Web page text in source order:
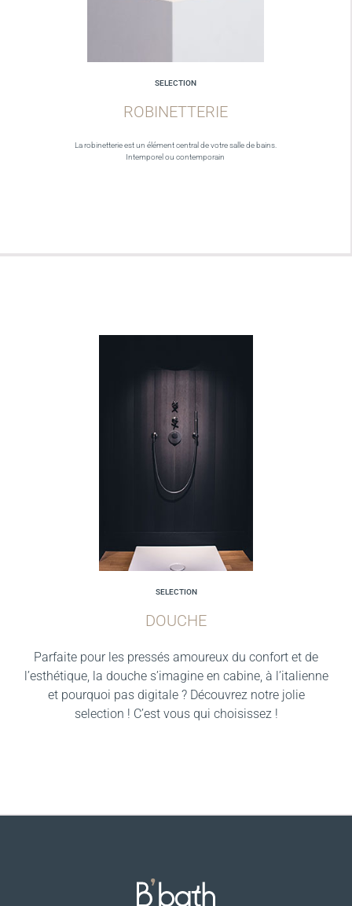
SELECTION
ROBINETTERIE
La robinetterie est un élément central de votre salle de bains.
Intemporel ou contemporain
SELECTION
DOUCHE
Parfaite pour les pressés amoureux du confort et de
l’esthétique, la douche s’imagine en cabine, à l’italienne
et pourquoi pas digitale ? Découvrez notre jolie
selection ! C’est vous qui choisissez !